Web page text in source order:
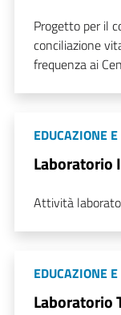
Progetto per il
conciliazione
frequenza ai
EDUCAZIONE
Laboratorio
Attività
EDUCAZIONE
Laboratorio